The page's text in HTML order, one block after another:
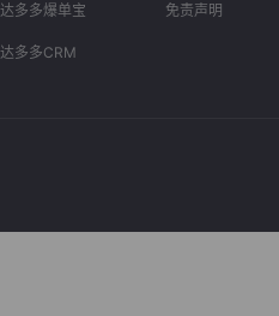
达多多爆单宝
达多多CRM
免责声明